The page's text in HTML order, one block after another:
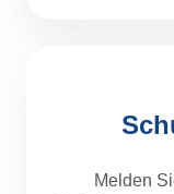
Melden